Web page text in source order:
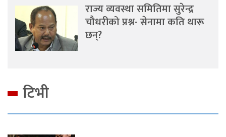
राज्य व्यवस्था समितिमा सुरेन्द्र
चौधरीको प्रश्न- सेनामा कति थारू
छन्?
टिभी